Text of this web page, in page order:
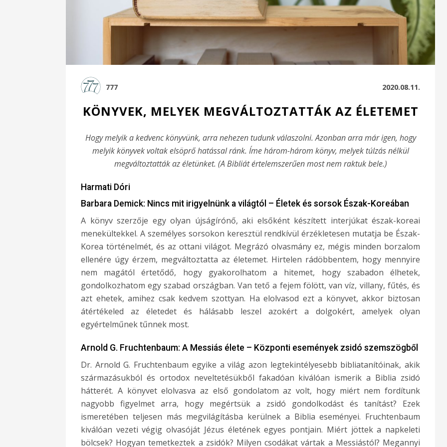
777 2020.08.11.
KÖNYVEK, MELYEK MEGVÁLTOZTATTÁK AZ ÉLETEMET
Hogy melyik a kedvenc könyvünk, arra nehezen tudunk válaszolni. Azonban arra már igen, hogy
melyik könyvek voltak elsöprő hatással ránk. Íme három-három könyv, melyek túlzás nélkül
megváltoztatták az életünket. (A Bibliát értelemszerűen most nem raktuk bele.)
Harmati Dóri
Barbara Demick: Nincs mit irigyelnünk a világtól – Életek és sorsok Észak-Koreában
A könyv szerzője egy olyan újságírónő, aki elsőként készített interjúkat észak-koreai
menekültekkel. A személyes sorsokon keresztül rendkívül érzékletesen mutatja be Észak-
Korea történelmét, és az ottani világot. Megrázó olvasmány ez, mégis minden borzalom
ellenére úgy érzem, megváltoztatta az életemet. Hirtelen rádöbbentem, hogy mennyire
nem magától értetődő, hogy gyakorolhatom a hitemet, hogy szabadon élhetek,
gondolkozhatom egy szabad országban. Van tető a fejem fölött, van víz, villany, fűtés, és
azt ehetek, amihez csak kedvem szottyan. Ha elolvasod ezt a könyvet, akkor biztosan
átértékeled az életedet és hálásabb leszel azokért a dolgokért, amelyek olyan
egyértelműnek tűnnek most.
Arnold G. Fruchtenbaum: A Messiás élete – Központi események zsidó szemszögből
Dr. Arnold G. Fruchtenbaum egyike a világ azon legtekintélyesebb bibliatanítóinak, akik
származásukból és ortodox neveltetésükből fakadóan kiválóan ismerik a Biblia zsidó
hátterét. A könyvet elolvasva az első gondolatom az volt, hogy miért nem fordítunk
nagyobb figyelmet arra, hogy megértsük a zsidó gondolkodást és tanítást? Ezek
ismeretében teljesen más megvilágításba kerülnek a Biblia eseményei. Fruchtenbaum
kiválóan vezeti végig olvasóját Jézus életének egyes pontjain. Miért jöttek a napkeleti
bölcsek? Hogyan temetkeztek a zsidók? Milyen csodákat vártak a Messiástól? Megannyi